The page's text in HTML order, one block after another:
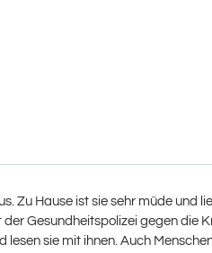
Zu Hause ist sie sehr müde
Gesundheitspolizei gegen die
sie mit ihnen. Auch